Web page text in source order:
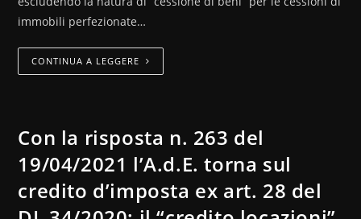
immobili perfezionate…
CONTINUA A LEGGERE
Con la risposta n. 263 del
19/04/2021 l’A.d.E. torna sul
credito d’imposta ex art. 28 del